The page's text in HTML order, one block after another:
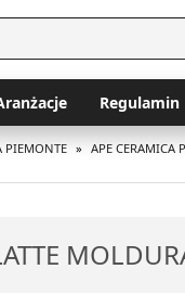
Regulamin
PIEMONTE » APE CERAMICA